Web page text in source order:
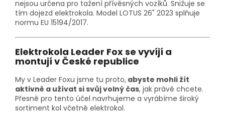
nejsou určena pro tažení přívěsných vozíků. Snižuje se
tím dojezd elektrokola. Model LOTUS 26" 2023 splňuje
normu EU 15194/2017.
Elektrokola Leader Fox se vyvíjí a
montují v České republice
My v Leader Foxu jsme tu proto, abyste mohli žít
aktivně a užívat si svůj volný čas, jak právě chcete.
Přesně pro tento účel navrhujeme a vyrábíme široký
sortiment kol včetně elektrokol.